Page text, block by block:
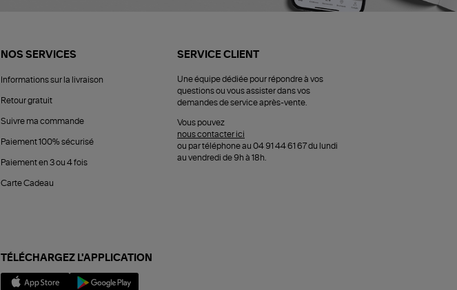
NOS SERVICES
Informations sur la livraison
Retour gratuit
Suivre ma commande
Paiement 100% sécurisé
Paiement en 3 ou 4 fois
Carte Cadeau
SERVICE CLIENT
Une équipe dédiée pour répondre à vos
questions ou vous assister dans vos
demandes de service après-vente.
Vous pouvez
nous contacter ici
ou par téléphone au 04 91 44 61 67 du lundi
au vendredi de 9h à 18h.
TÉLÉCHARGEZ L'APPLICATION